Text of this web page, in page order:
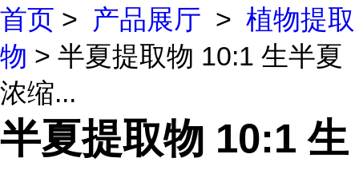
首页 > 产品展厅 > 植物提取
物 > 半夏提取物 10:1 生半夏
浓缩...
半夏提取物 10:1 生